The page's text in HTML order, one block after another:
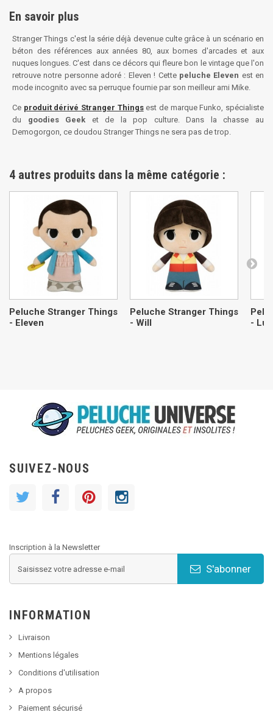
En savoir plus
Stranger Things c'est la série déjà devenue culte grâce à un scénario en
béton des références aux années 80, aux bornes d'arcades et aux
nuques longues. C'est dans ce décors qui fleure bon le vintage que l'on
retrouve notre personne adoré : Eleven ! Cettepeluche Eleven est en
mode incognito avec sa perruque fournie par son meilleur ami Mike.
Ce produit dérivé Stranger Thingsest de marque Funko, spécialiste
du goodies Geek et de la pop culture. Dans la chasse au
Demogorgon, ce doudou Stranger Things ne sera pas de trop.
4 autres produits dans la même catégorie :
Peluche Stranger Things
- Eleven
Peluche Stranger Things
- Will
-
SUIVEZ-NOUS
Inscription à la Newsletter
S'abonner
INFORMATION
Livraison
Mentions légales
Conditions d'utilisation
A propos
Paiement sécurisé